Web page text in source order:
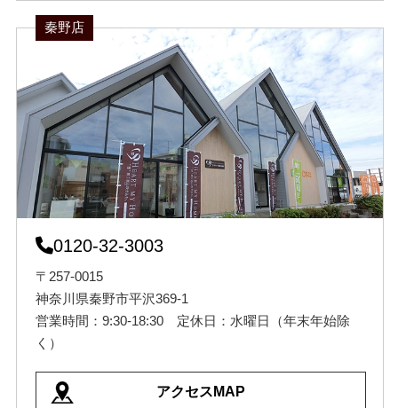
秦野店
0120-32-3003
〒257-0015
神奈川県秦野市平沢369-1
営業時間：9:30-18:30 定休日：水曜日（年末年始除
く）
アクセスMAP